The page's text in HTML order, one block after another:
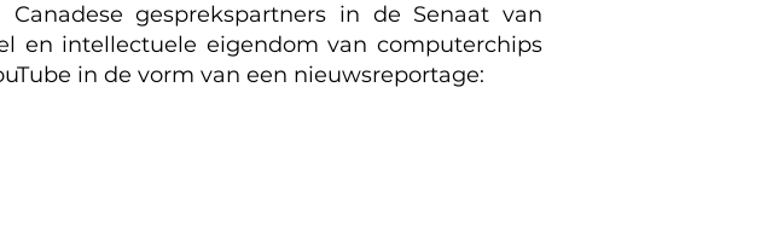
gesprekspartners in de Senaat van
en intellectuele eigendom van computerchips
in de vorm van een nieuwsreportage: